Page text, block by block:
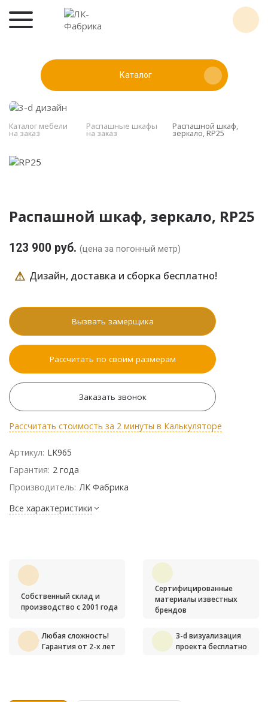
Каталог
Каталог мебели
на заказ
Распашные шкафы
на заказ
Распашной шкаф,
зеркало, RP25
Распашной шкаф, зеркало, RP25
123 900 руб. (цена за погонный метр)
⚠ Дизайн, доставка и сборка бесплатно!
Вызвать замерщика
Рассчитать по своим размерам
Заказать звонок
Рассчитать стоимость за 2 минуты в Калькуляторе
Артикул: LK965
Гарантия: 2 года
Производитель: ЛК Фабрика
Все характеристики
Собственный склад и
производство с 2001 года
Сертифицированные
материалы известных
брендов
Любая сложность!
Гарантия от 2-х лет
3-d визуализация
проекта бесплатно